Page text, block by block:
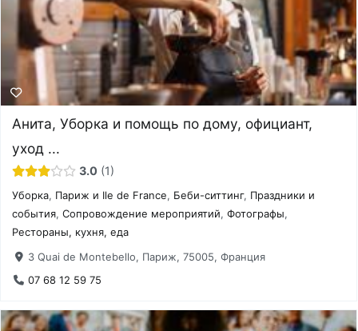
Анита, Уборка и помощь по дому, официант,
уход ...
3.0 1
Уборка, Париж и Ile de France, Беби-ситтинг, Праздники и
события,Сопровождение мероприятий,Фотографы,
Рестораны, кухня, еда
3 Quai de Montebello, Париж, 75005, Франция
07 68 12 59 75